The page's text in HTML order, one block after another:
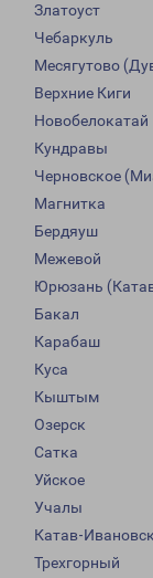
Златоуст
Чебаркуль
Месягутово
Верхние Киги
Новобелокатай
Кундравы
Черновское
Магнитка
Бердяуш
Межевой
Юрюзань
Бакал
Карабаш
Куса
Кыштым
Озерск
Сатка
Уйское
Учалы
Катав-Ивановск
Трехгорный